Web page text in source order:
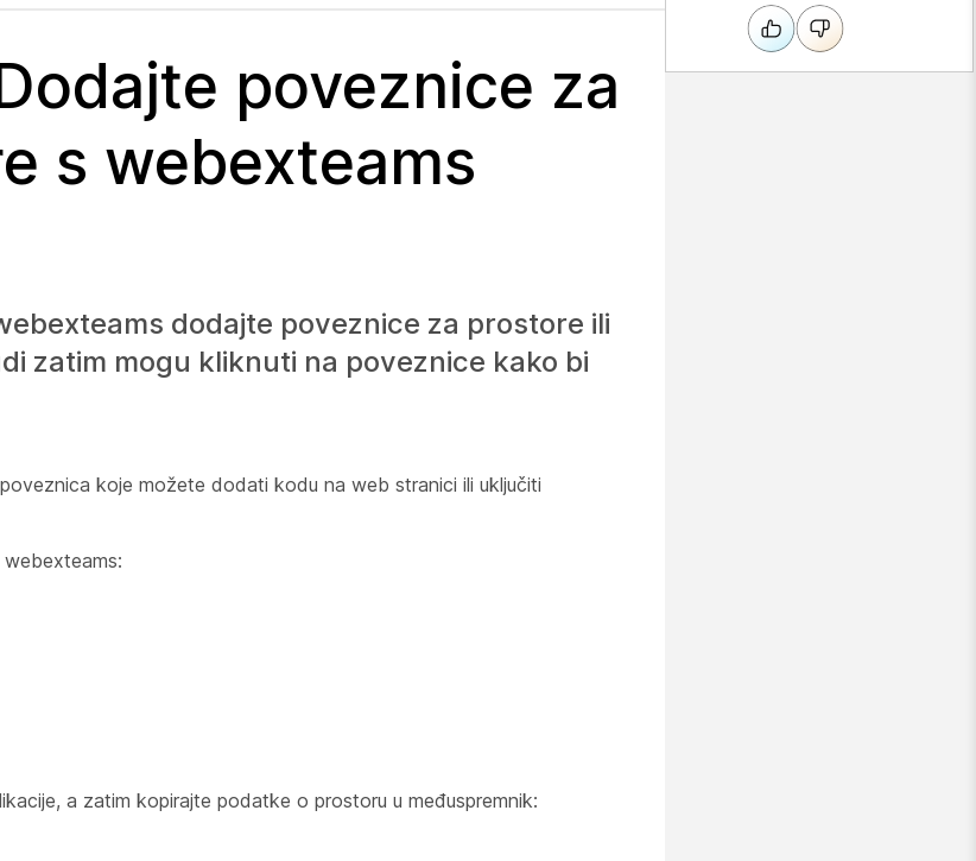
poveznice za
s webexteams
dodajte poveznice za prostore ili
zatim mogu kliknuti na poveznice kako bi
koje možete dodati kodu na web stranici ili uključiti
a zatim kopirajte podatke o prostoru u međuspremnik: